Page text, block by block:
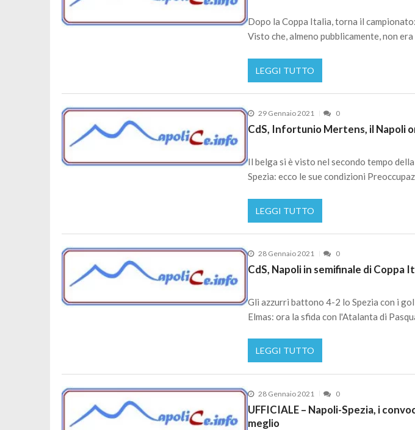
Dopo la Coppa Italia, torna il
Visto che, almeno pubblicamente, non
LEGGI TUTTO
29 Gennaio 2021 0
CdS, Infortunio Mertens, il Napoli
Il belga si è visto nel secondo tempo
Spezia: ecco le sue condizioni
LEGGI TUTTO
28 Gennaio 2021 0
CdS, Napoli in semifinale di Coppa
Gli azzurri battono 4-2 lo Spezia con i
Elmas: ora la sfida con l'Atalanta di
LEGGI TUTTO
28 Gennaio 2021 0
UFFICIALE – Napoli-Spezia, i
meglio